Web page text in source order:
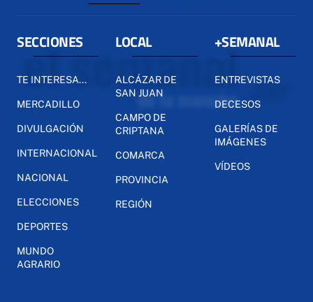
SECCIONES
TE INTERESA...
MERCADILLO
DIVULGACIÓN
INTERNACIONAL
NACIONAL
ELECCIONES
DEPORTES
MUNDO
AGRARIO
LOCAL
ALCÁZAR DE
SAN JUAN
CAMPO DE
CRIPTANA
COMARCA
PROVINCIA
REGIÓN
+SEMANAL
ENTREVISTAS
DECESOS
GALERÍAS DE
IMÁGENES
VÍDEOS